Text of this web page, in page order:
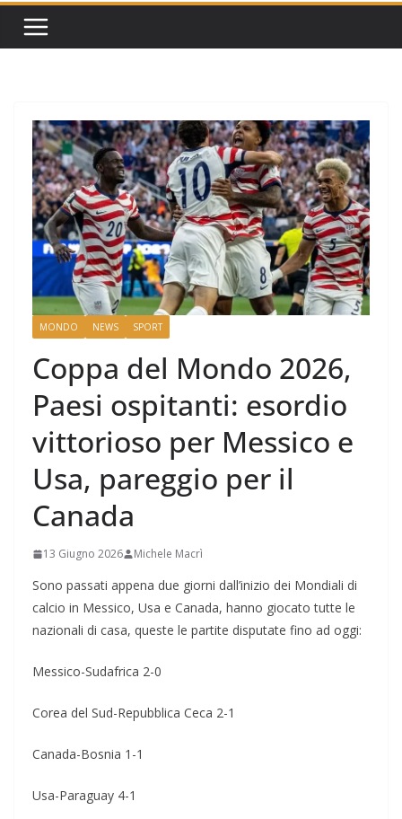
MONDO NEWS SPORT
Coppa del Mondo 2026,
Paesi ospitanti: esordio
vittorioso per Messico e
Usa, pareggio per il
Canada
13 Giugno 2026 Michele Macrì
Sono passati appena due giorni dall’inizio dei Mondiali di
calcio in Messico, Usa e Canada, hanno giocato tutte le
nazionali di casa, queste le partite disputate fino ad oggi:
Messico-Sudafrica 2-0
Corea del Sud-Repubblica Ceca 2-1
Canada-Bosnia 1-1
Usa-Paraguay 4-1